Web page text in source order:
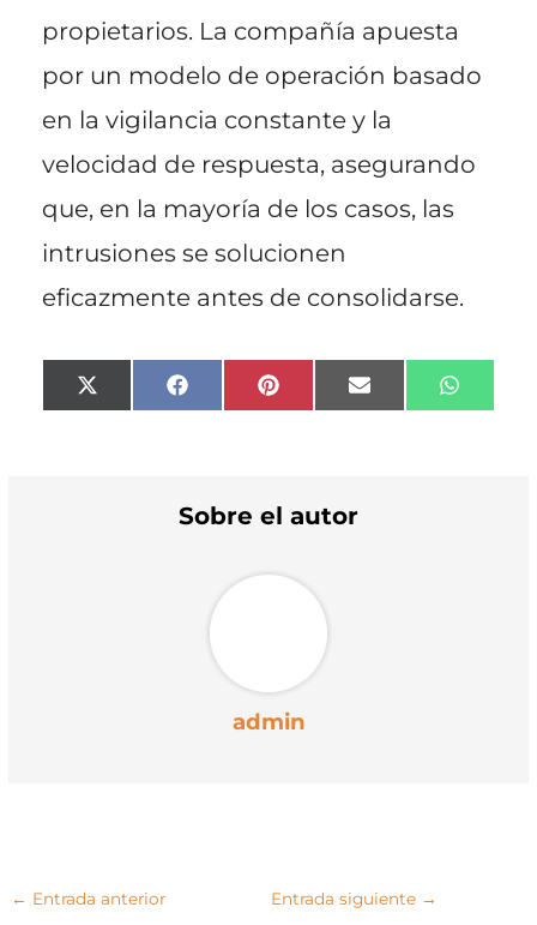
propietarios. La compañía apuesta
por un modelo de operación basado
en la vigilancia constante y la
velocidad de respuesta, asegurando
que, en la mayoría de los casos, las
intrusiones se solucionen
eficazmente antes de consolidarse.
Compartir
en
X
(
Compartir
en
F
a
o
k
Compartir
en
P
i
e
s
Compartir
en
E
m
en
W
h
Sobre el autor
admin
← Entrada anterior Entrada siguiente →